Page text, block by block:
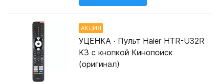
АКЦИЯ
УЦЕНКА · Пульт Haier HTR-U32R
K3 с кнопкой Кинопоиск
(оригинал)